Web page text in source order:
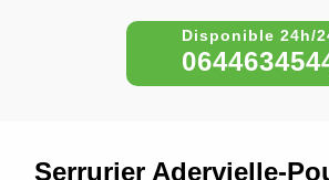
Serrurier Adervielle-